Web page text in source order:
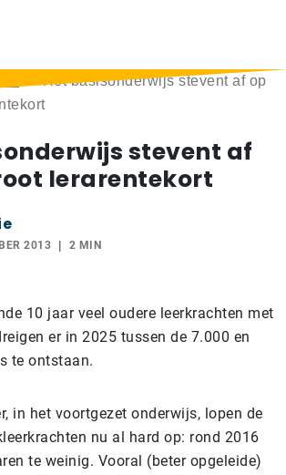
Het basisonderwijs stevent af op
stevent af
lerarentekort
2013 2 MIN
10 jaar veel oudere leerkrachten met
er in 2025 tussen de 7.000 en
te ontstaan.
in het voortgezet onderwijs, lopen de
nu al hard op: rond 2016
te weinig. Vooral (beter opgeleide)